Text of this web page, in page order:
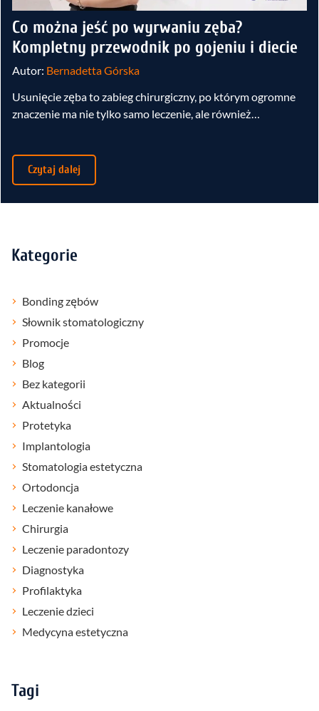
Co można jeść po wyrwaniu zęba?
Kompletny przewodnik po gojeniu i diecie
Autor: Bernadetta Górska
Usunięcie zęba to zabieg chirurgiczny, po którym ogromne
znaczenie ma nie tylko samo leczenie, ale również…
Czytaj dalej
Kategorie
Bonding zębów
Słownik stomatologiczny
Promocje
Blog
Bez kategorii
Aktualności
Protetyka
Implantologia
Stomatologia estetyczna
Ortodoncja
Leczenie kanałowe
Chirurgia
Leczenie paradontozy
Diagnostyka
Profilaktyka
Leczenie dzieci
Medycyna estetyczna
Tagi